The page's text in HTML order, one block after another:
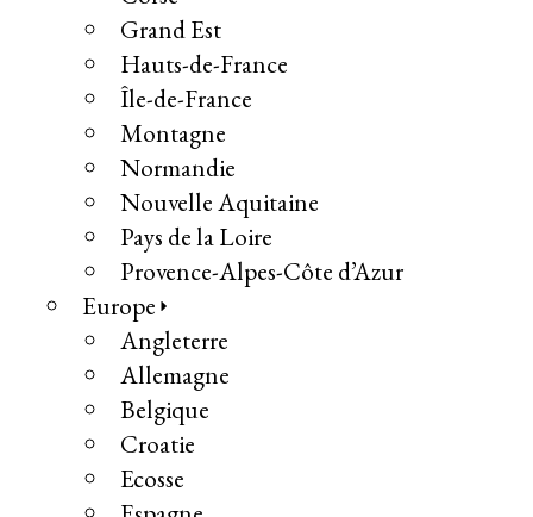
Grand Est
Hauts-de-France
Île-de-France
Montagne
Normandie
Nouvelle Aquitaine
Pays de la Loire
Provence-Alpes-Côte d’Azur
Europe
Angleterre
Allemagne
Belgique
Croatie
Ecosse